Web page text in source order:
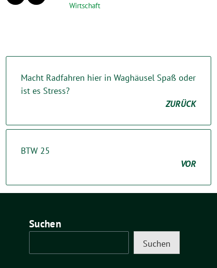
Wirtschaft
Macht Radfahren hier in Waghäusel Spaß oder
ist es Stress?
ZURÜCK
BTW 25
VOR
Suchen
Suchen